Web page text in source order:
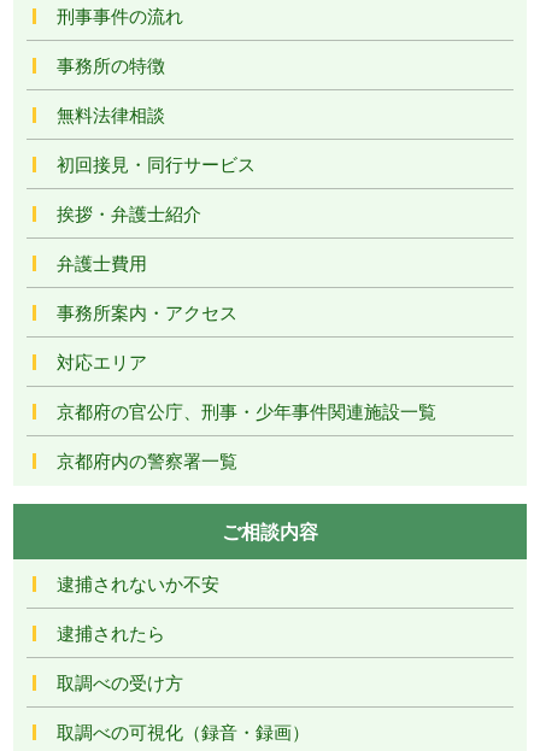
刑事事件の流れ
事務所の特徴
無料法律相談
初回接見・同行サービス
挨拶・弁護士紹介
弁護士費用
事務所案内・アクセス
対応エリア
京都府の官公庁、刑事・少年事件関連施設一覧
京都府内の警察署一覧
ご相談内容
逮捕されないか不安
逮捕されたら
取調べの受け方
取調べの可視化（録音・録画）